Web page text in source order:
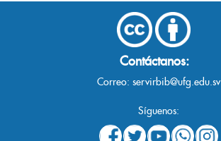
Contáctanos:
Correo: servirbib@ufg.edu.sv
Síguenos: